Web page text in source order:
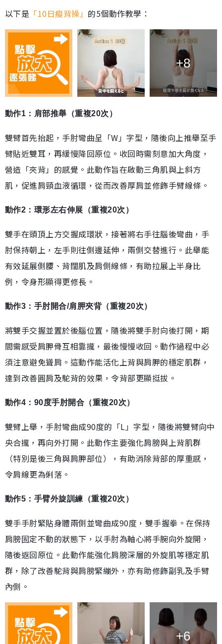
以下是 「10日瘦背操」 的5個動作教學：
+8
動作1：肩部推舉（重複20次）
雙臂首先抬起，手肘彎曲呈「W」字型，隨後向上推舉至手
臂貼近雙耳，再緩慢降回原位。收回時需刻意加大角度，
營造「夾背」的感覺。此動作旨在啟動三角肌與上斜方
肌，促進肩頸血液循環，從而改善厚肩並修飾手臂線條。
動作2：環形左右伸展（重複20次）
雙手在頭頂上方交握成環狀，接著將右手往腦後彎曲，手
肘保持朝上，左手則往側邊延伸，兩側交替進行。此舉能
有效延展側腰、背闊肌及肩側線條，有助拉展上半身比
例，令身形顯得更修長。
動作3：手肘開合/肩胛夾背（重複20次）
將雙手交握並置於後腦位置，隨後將雙手肘向後打開，期
間需感受肩胛骨互相靠攏，最後慢慢收回。動作過程中必
須注意避免聳肩。這動作能活化上背與肩胛的穩定肌群，
達到改善圓肩及駝背的效果，令背部更顯挺拔。
動作4：90度手肘開合（重複20次）
雙臂上舉，手肘彎曲成90度的「L」字型，隨後將雙臂向中
央合攏，再向外打開。此動作主要強化肩膀與上背肌群
（特別是後三角與肩胛部位），有助消除背部的厚重感，
令肩線更為俐落。
動作5：手臂外旋訓練（重複20次）
雙手手肘緊貼身體兩側並彎曲成90度，雙手握拳。在保持
肩膀固定不動的狀態下，以手肘為軸心將手腕向外旋開，
隨後返回原位。此動作能強化肩膀深層的外旋肌等穩定肌
群，除了改善駝背與肩膀緊繃外，亦有助修飾副乳及手臂
內側。
+6